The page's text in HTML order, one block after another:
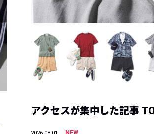
アクセスが集中した記事